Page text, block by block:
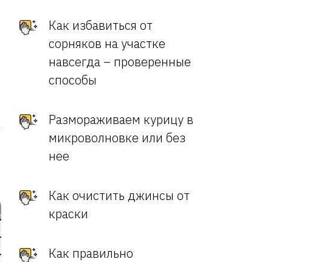
Как избавиться от
сорняков на участке
навсегда – проверенные
способы
Размораживаем курицу в
микроволновке или без
нее
Как очистить джинсы от
краски
Как правильно